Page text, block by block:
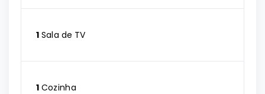
1 Sala de TV
1 Cozinha